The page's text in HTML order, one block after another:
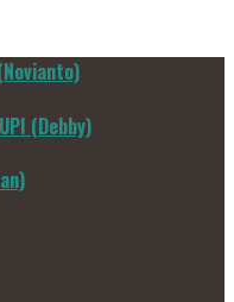
(Debby)